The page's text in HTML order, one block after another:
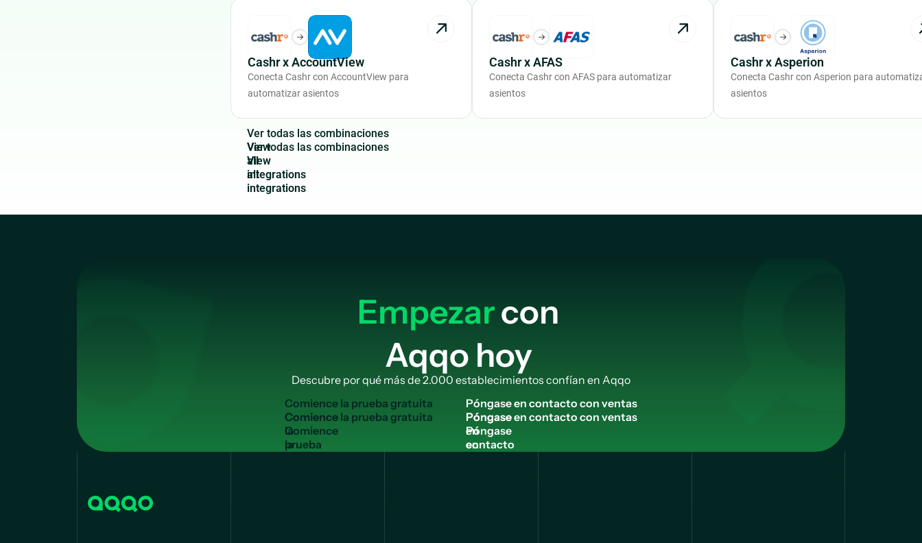
Cashr x AccountView
Conecta Cashr con AccountView para
automatizar asientos
Cashr x AFAS
Conecta Cashr con AFAS para automatizar
asientos
Cashr x Asperion
Conecta Cashr con Asperion para
asientos
Ver todas las combinaciones
View
all
integrations
Empezarcon
Aqqo hoy
Descubre por qué más de 2.000 establecimientos confían en Aqqo
Comiencela pruebagratuita
Comience
la
prueba
Póngaseencontactoconventas
Póngase
en
contacto